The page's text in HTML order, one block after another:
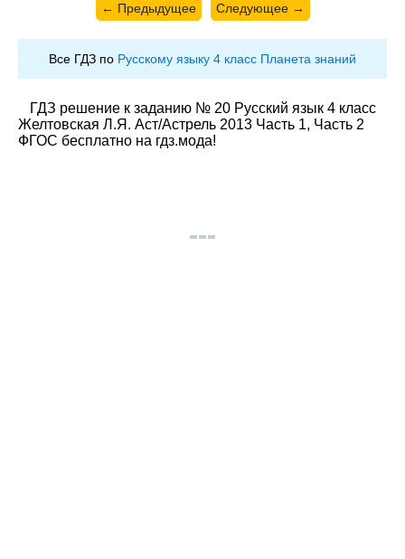
← Предыдущее Следующее →
Все ГДЗ по Русскому языку 4 класс Планета знаний
ГДЗ решение к заданию № 20 Русский язык 4 класс
Желтовская Л.Я. Аст/Астрель 2013 Часть 1, Часть 2
ФГОС бесплатно на гдз.мода!